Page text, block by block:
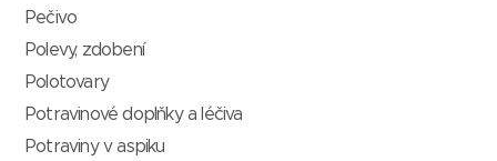
Pečivo
Polevy, zdobení
Polotovary
Potravinové doplňky a léčiva
Potraviny v aspiku